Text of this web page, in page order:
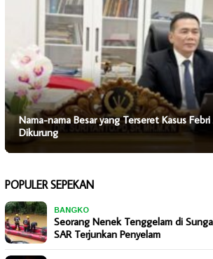
Nama-nama Besar yang Terseret Kasus
Dikurung
POPULER SEPEKAN
BANGKO
Seorang Nenek Tenggelam di
SAR Terjunkan Penyelam